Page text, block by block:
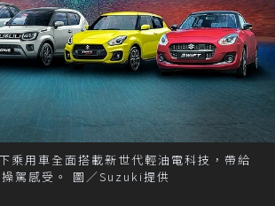
乘用車全面搭載新世代輕油電科技，帶給
駕感受。 圖／Suzuki提供